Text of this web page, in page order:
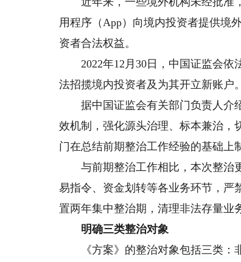
用程序（App）向境内投资者提供境
资者合法权益。
2022年12月30日，中国证监会依
法招揽境内投资者及为其开立新账户。
据中国证监会有关部门负责人介
效机制，强化源头治理、标本兼治，
门在总结前期整治工作经验的基础上
与前期整治工作相比，本次整治
易指令、资金划转等各业务环节，严
置两年集中整治期，清理非法存量业
明确三类整治对象
《方案》的整治对象包括三类：